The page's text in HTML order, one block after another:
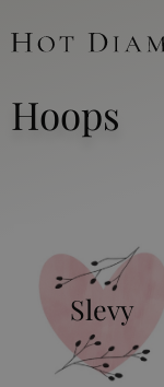
Hoops
Slevy